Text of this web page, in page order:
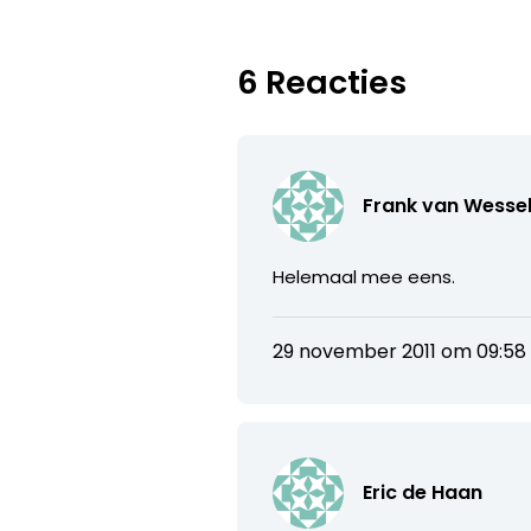
6 Reacties
Frank van
Helemaal mee eens.
29 november 2011 om 09:58
Eric de Haan